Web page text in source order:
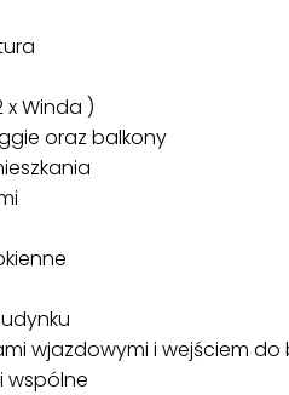
Winda )
oraz balkony
wjazdowymi i wejściem do